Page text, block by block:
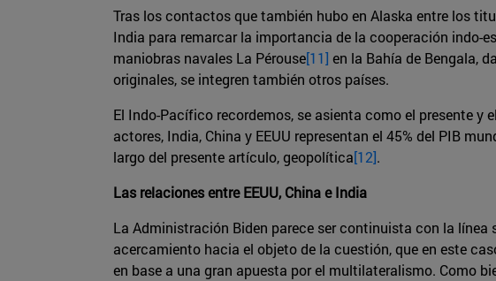
Tras los contactos que también hubo en Alaska entre los
India para remarcar la importancia de la cooperación indo-
maniobras navales La Pérouse[11] en la Bahía de Bengala,
originales, se integren también otros países.
El Indo-Pacífico recordemos, se asienta como el presente
actores, India, China y EEUU representan el 45% del PIB
largo del presente artículo, geopolítica[12].
Las relaciones entre EEUU, China e India
La Administración Biden parece ser continuista con la línea
acercamiento hacia el objeto de la cuestión, que en este
en base a una gran apuesta por el multilateralismo. Como